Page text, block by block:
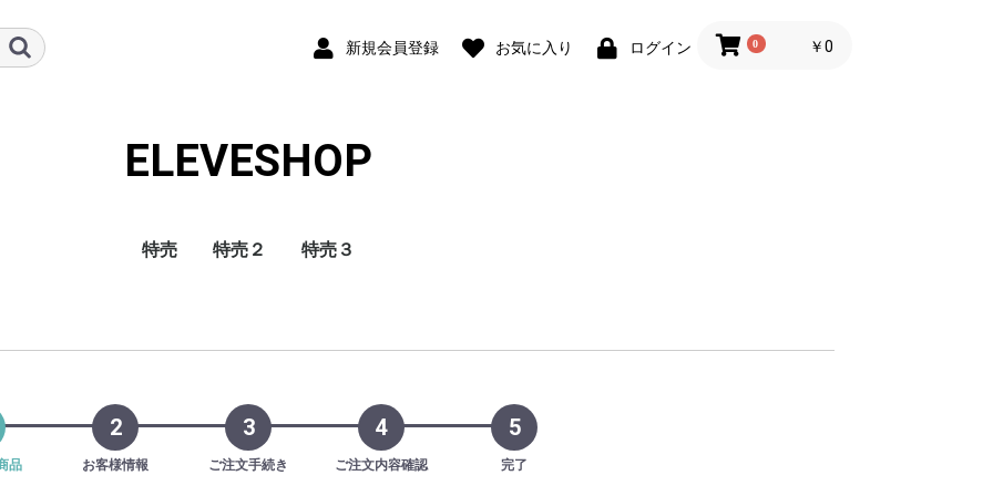
新規会員登録 お気に入り ログイン 0 ￥0
ELEVESHOP
特売 特売２ 特売３
品
2
お客様情報
3
ご注文手続き
4
ご注文内容確認
5
完了